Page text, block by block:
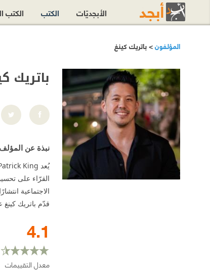
المؤلفون> باتريك كينغ
باتريك
نبذة عن المؤلف
القرّاء على
الاجتماعية
قدّم باتريك
4.1
معدل التقييمات
الأبجديّات الكتب الكتب